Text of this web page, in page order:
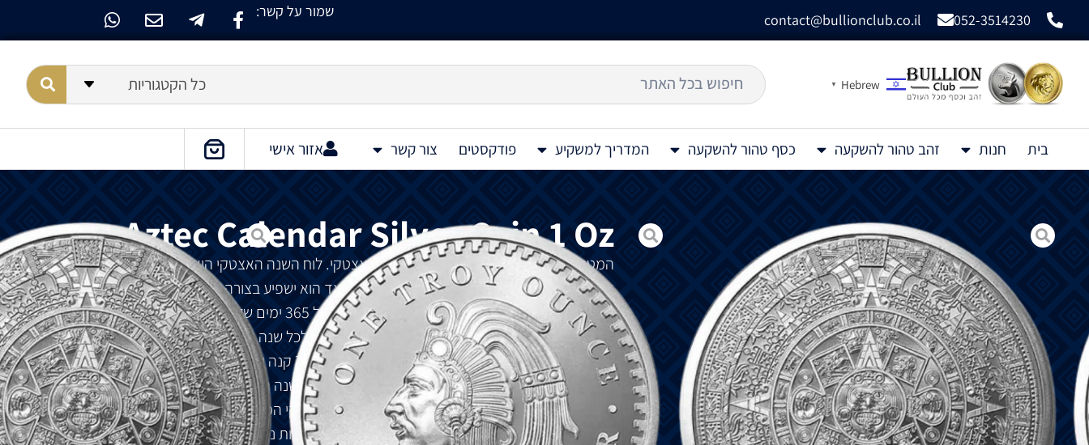
052-3514230
contact@bullionclub.co.il שמור על קשר:
Hebrew
▼ כל הקטגוריות
בית חנות זהב טהור להשקעה כסף טהור להשקעה המדריך למשקיע פודקסטים צור קשר אזור אישי
Aztec Calendar Silver Coin 1 Oz
המטבע המדהים הזה מציג את לוח השנה האצטקי. לוח השנה האצטקי היא מערכת מדהימה של מעקב
אחר ימים וזמן, כמו גם המשמעות של אותו יום וכיצד הוא ישפיע בצורה חיובית או שלילית מבחינה רוחנית,
דתית ואישית או אירוע. מערכת מחזור של 52 שנים של 365 ימים של 18 מחזורים של 20 יום שהתיישרו עם
סיבוב נוסף של 260 יום עם מחזור של 13 ימים העניקה לכל שנה ויום שם ומספר זיהוי ייחודיים. לשנים,
לימים ולתקופות יש שם וזיהוי מספר כמו 7 ארנב, 1 רוח, 7 קנה וכו. למערכת הנוכחית שלנו, כל זה נראה
מורכב מאוד עם הרבה מה לזכור. מבחינה ויזואלית לוח השנה האצטקי הוא תצוגה מהממת ומורכבת.
החלק הקדמי של המטבע מציג את אבן לוח השנה האצטקי המפורסמת. האבן מציגה את פניו של אלוהות
השמש האצטקית: Tonatuh. הפנים מוקפות בשלוש טבעות נפרדות שכל אחת מהן מכילה תמונות של